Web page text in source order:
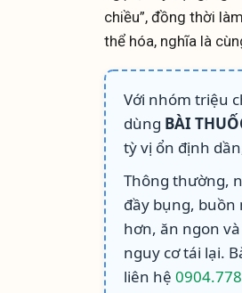
chiều”, đồng thời
thể hóa, nghĩa là
Với nhóm triệu
dùng BÀI
tỳ vị ổn định
Thông thường,
đầy bụng, buồn
hơn, ăn ngon
nguy cơ tái lại.
liên hệ